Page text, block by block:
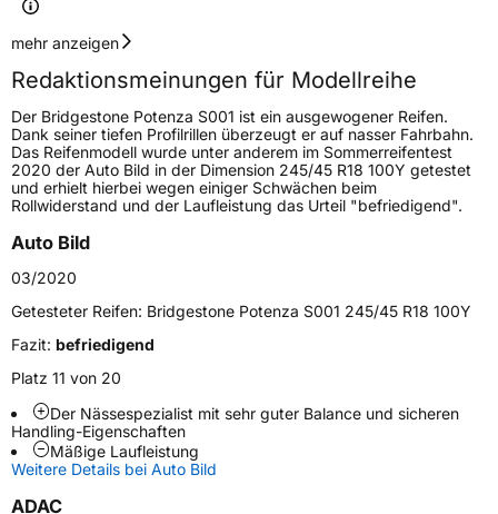
Geschwindigkeitsindex
Höchstgeschwindigkeit
270 km/h
Lastindex98
Höchstlast750 kg
Gewicht (in kg)12,583 kg
FahrzeugtypPKW
VerwendungSommerreifen
ModellnamePotenza S001
Fahrzeugart
PKW & SUV
Weitere Eigenschaften
mehr anzeigen
Redaktionsmeinungen für Modellreihe
Der Bridgestone Potenza S001 ist ein ausgewogener Reifen.
Dank seiner tiefen Profilrillen überzeugt er auf nasser Fahrbahn.
Das Reifenmodell wurde unter anderem im Sommerreifentest
2020 der Auto Bild in der Dimension 245/45 R18 100Y getestet
und erhielt hierbei wegen einiger Schwächen beim
Rollwiderstand und der Laufleistung das Urteil "befriedigend".
Auto Bild
03/2020
Getesteter Reifen: Bridgestone Potenza S001 245/45 R18 100Y
Fazit: befriedigend
Platz 11 von 20
Der Nässespezialist mit sehr guter Balance und sicheren
Handling-Eigenschaften
Mäßige Laufleistung
Weitere Details bei Auto Bild
ADAC